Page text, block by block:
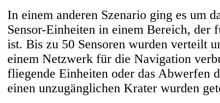
In einem anderen Szenario ging es um
Sensor-Einheiten in einem Bereich, der
ist. Bis zu 50 Sensoren wurden verteilt
einem Netzwerk für die Navigation
fliegende Einheiten oder das Abwerfen
einen unzugänglichen Krater wurden